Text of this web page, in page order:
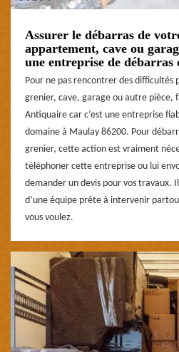
Assurer le débarras de
appartement, cave ou
une entreprise de débarras
Pour ne pas rencontrer des difficultés
grenier, cave, garage ou autre pièce,
Antiquaire car c’est une entreprise
domaine à Maulay 86200. Pour
grenier, cette action est vraiment
téléphoner cette entreprise ou lui
demander un devis pour vos travaux.
d’une équipe prête à intervenir
vous voulez.